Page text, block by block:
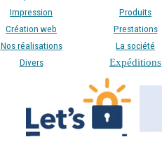
Impression
Création web
Nos réalisations
Divers
Produits
Prestations
La société
Expéditions